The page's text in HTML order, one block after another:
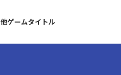
他ゲームタイトル